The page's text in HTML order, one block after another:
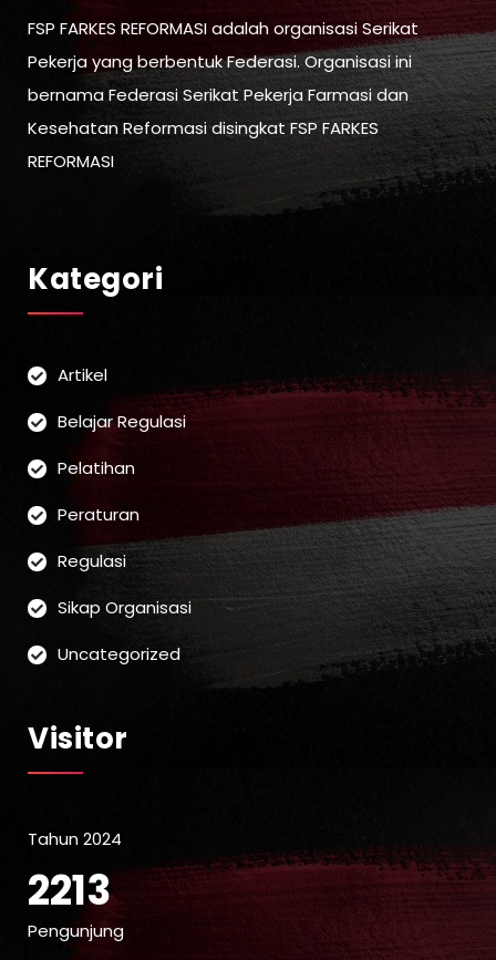
FSP FARKES REFORMASI adalah organisasi Serikat
Pekerja yang berbentuk Federasi. Organisasi ini
bernama Federasi Serikat Pekerja Farmasi dan
Kesehatan Reformasi disingkat FSP FARKES
REFORMASI
Kategori
Artikel
Belajar Regulasi
Pelatihan
Peraturan
Regulasi
Sikap Organisasi
Uncategorized
Visitor
Tahun 2024
2213
Pengunjung